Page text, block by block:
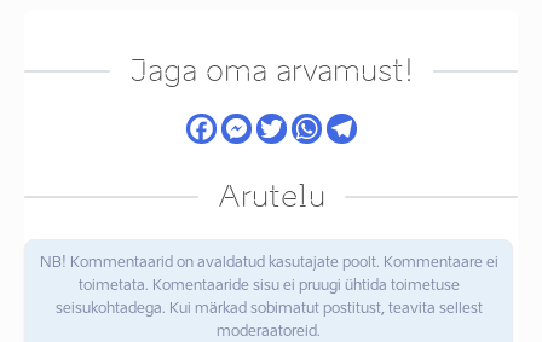
Jaga oma arvamust!
Arutelu
NB! Kommentaarid on avaldatud kasutajate poolt. Kommentaare ei
toimetata. Komentaaride sisu ei pruugi ühtida toimetuse
seisukohtadega. Kui märkad sobimatut postitust, teavita sellest
moderaatoreid.